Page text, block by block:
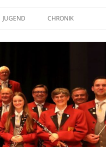
JUGEND
BILDER JUGEND
JUGENDKAPELLE
CHRONIK